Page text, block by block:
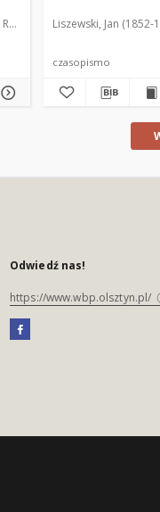
Liszewski, Jan (1852-
czasopismo
Odwiedź nas!
https://www.wbp.olsztyn.pl/